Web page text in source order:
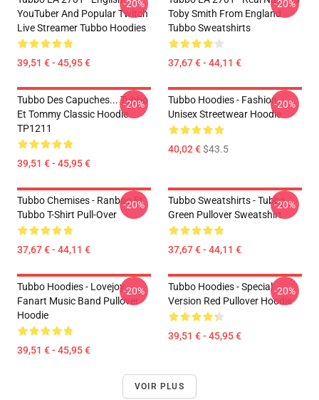
YouTuber And Popular Twitch
Live Streamer Tubbo Hoodies
39,51 € - 45,95 €
-20%
Toby Smith From England
Tubbo Sweatshirts
37,67 € - 44,11 €
-20%
Tubbo Des Capuches... Tubbo
Et Tommy Classic Hoodie
TP1211
39,51 € - 45,95 €
-20%
Tubbo Hoodies - Fashion
Unisex Streetwear Hoodie
40,02 €$43.5
-20%
Tubbo Chemises - Ranboo Et
Tubbo T-Shirt Pull-Over
37,67 € - 44,11 €
-20%
Tubbo Sweatshirts - Tubbo
Green Pullover Sweatshirt
37,67 € - 44,11 €
-20%
Tubbo Hoodies - Lovejoy
Fanart Music Band Pullover
Hoodie
39,51 € - 45,95 €
-20%
Tubbo Hoodies - Special
Version Red Pullover Hoodie
39,51 € - 45,95 €
-20%
VOIR PLUS